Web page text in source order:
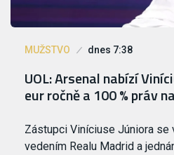
MUŽSTVO dnes 7:38
UOL: Arsenal nabízí
eur ročně a 100 % práv
Zástupci Viníciuse Júniora
vedením Realu Madrid a